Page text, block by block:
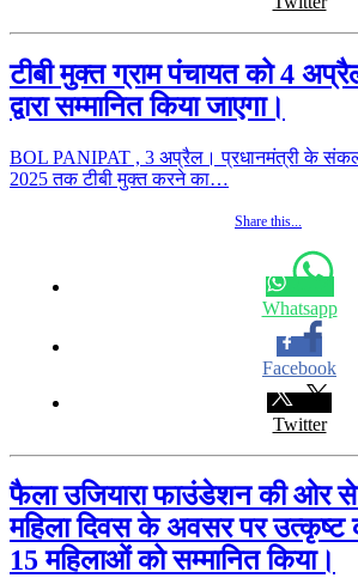
टीबी मुक्त ग्राम पंचायत को 4
द्वारा सम्मानित किया जाएगा।
BOL PANIPAT , 3 अप्रैल। प्रधानमंत्री के संकल्प
2025 तक टीबी मुक्त करने का…
Share this...
Whatsapp
Facebook
Twitter
फैला उजियारा फाउंडेशन की ओर से
महिला दिवस के अवसर पर उत्कृष्ट
15 महिलाओं को सम्मानित किया।